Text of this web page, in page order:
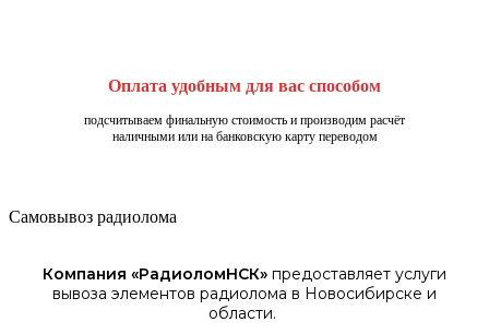
Оплата удобным для вас способом
подсчитываем финальную стоимость и производим расчёт
наличными или на банковскую карту переводом
Самовывоз радиолома
Компания «РадиоломНСК» предоставляет услуги
вывоза элементов радиолома в Новосибирске и
области.